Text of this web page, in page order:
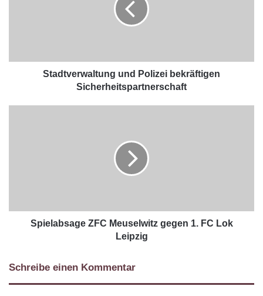
Stadtverwaltung und Polizei bekräftigen
Sicherheitspartnerschaft
Spielabsage ZFC Meuselwitz gegen 1. FC Lok
Leipzig
Schreibe einen Kommentar